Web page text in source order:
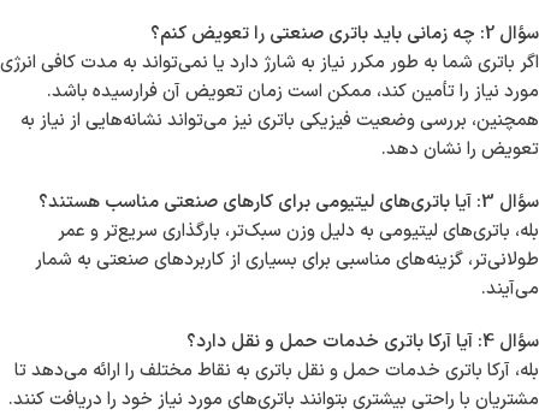
سؤال 2: چه زمانی باید باتری صنعتی را تعویض کنم؟
اگر باتری شما به طور مکرر نیاز به شارژ دارد یا نمی‌تواند به مدت کافی انرژی
مورد نیاز را تأمین کند، ممکن است زمان تعویض آن فرارسیده باشد.
همچنین، بررسی وضعیت فیزیکی باتری نیز می‌تواند نشانه‌هایی از نیاز به
تعویض را نشان دهد.
سؤال 3: آیا باتری‌های لیتیومی برای کارهای صنعتی مناسب هستند؟
بله، باتری‌های لیتیومی به دلیل وزن سبک‌تر، بارگذاری سریع‌تر و عمر
طولانی‌تر، گزینه‌های مناسبی برای بسیاری از کاربردهای صنعتی به شمار
می‌آیند.
سؤال 4: آیا آرکا باتری خدمات حمل و نقل دارد؟
بله، آرکا باتری خدمات حمل و نقل باتری به نقاط مختلف را ارائه می‌دهد تا
مشتریان با راحتی بیشتری بتوانند باتری‌های مورد نیاز خود را دریافت کنند.